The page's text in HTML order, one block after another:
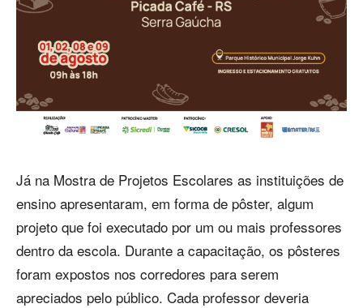
Já na Mostra de Projetos Escolares as instituições de
ensino apresentaram, em forma de pôster, algum
projeto que foi executado por um ou mais professores
dentro da escola. Durante a capacitação, os pôsteres
foram expostos nos corredores para serem
apreciados pelo público. Cada professor deveria